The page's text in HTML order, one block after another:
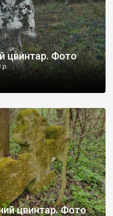
цвинтар. Фото
р.
цвинтар. Фото